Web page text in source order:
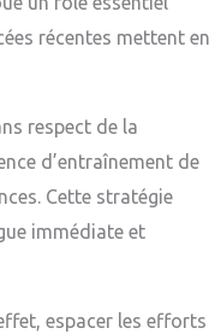
récentes mettent en
respect de la
d’entraînement de
Cette stratégie
immédiate et
espacer les efforts